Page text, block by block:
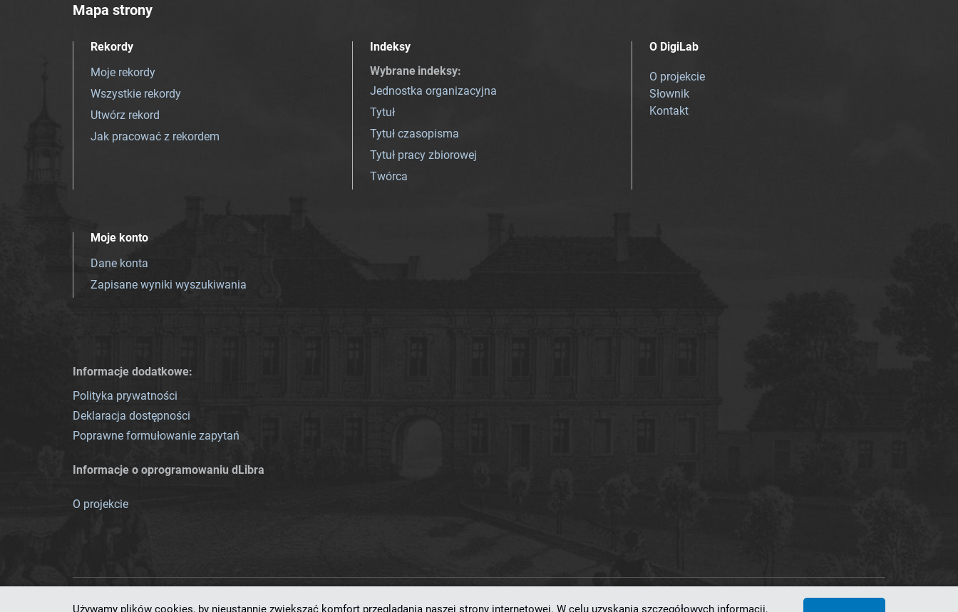
Mapa strony
Rekordy
Moje rekordy
Wszystkie rekordy
Utwórz rekord
Jak pracować z rekordem
Indeksy
Wybrane indeksy:
Jednostka organizacyjna
Tytuł
Tytuł czasopisma
Tytuł pracy zbiorowej
Twórca
O DigiLab
O projekcie
Słownik
Kontakt
Moje konto
Dane konta
Zapisane wyniki wyszukiwania
Informacje dodatkowe:
Polityka prywatności
Deklaracja dostępności
Poprawne formułowanie zapytań
Informacje o oprogramowaniu dLibra
O projekcie
Ten serwis działa dzięki oprogramowaniudLibra 7.0.0-SNAPSHOT opracowanemu przezPoznańskie Centrum Superkomputerowo-Sieciowe
Używamy plików cookies, by nieustannie zwiększać komfort przeglądania naszej strony internetowej. W celu uzyskania szczegółowych informacji,